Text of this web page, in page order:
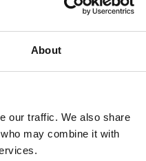
About
our traffic. We also share
may combine it with